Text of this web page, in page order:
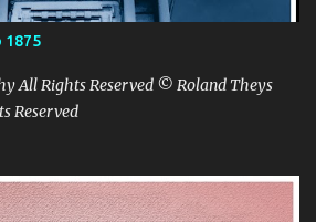
1875
All Rights Reserved © Roland Theys
Reserved